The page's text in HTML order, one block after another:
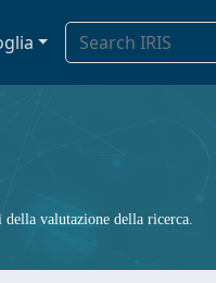
valutazione della ricerca.